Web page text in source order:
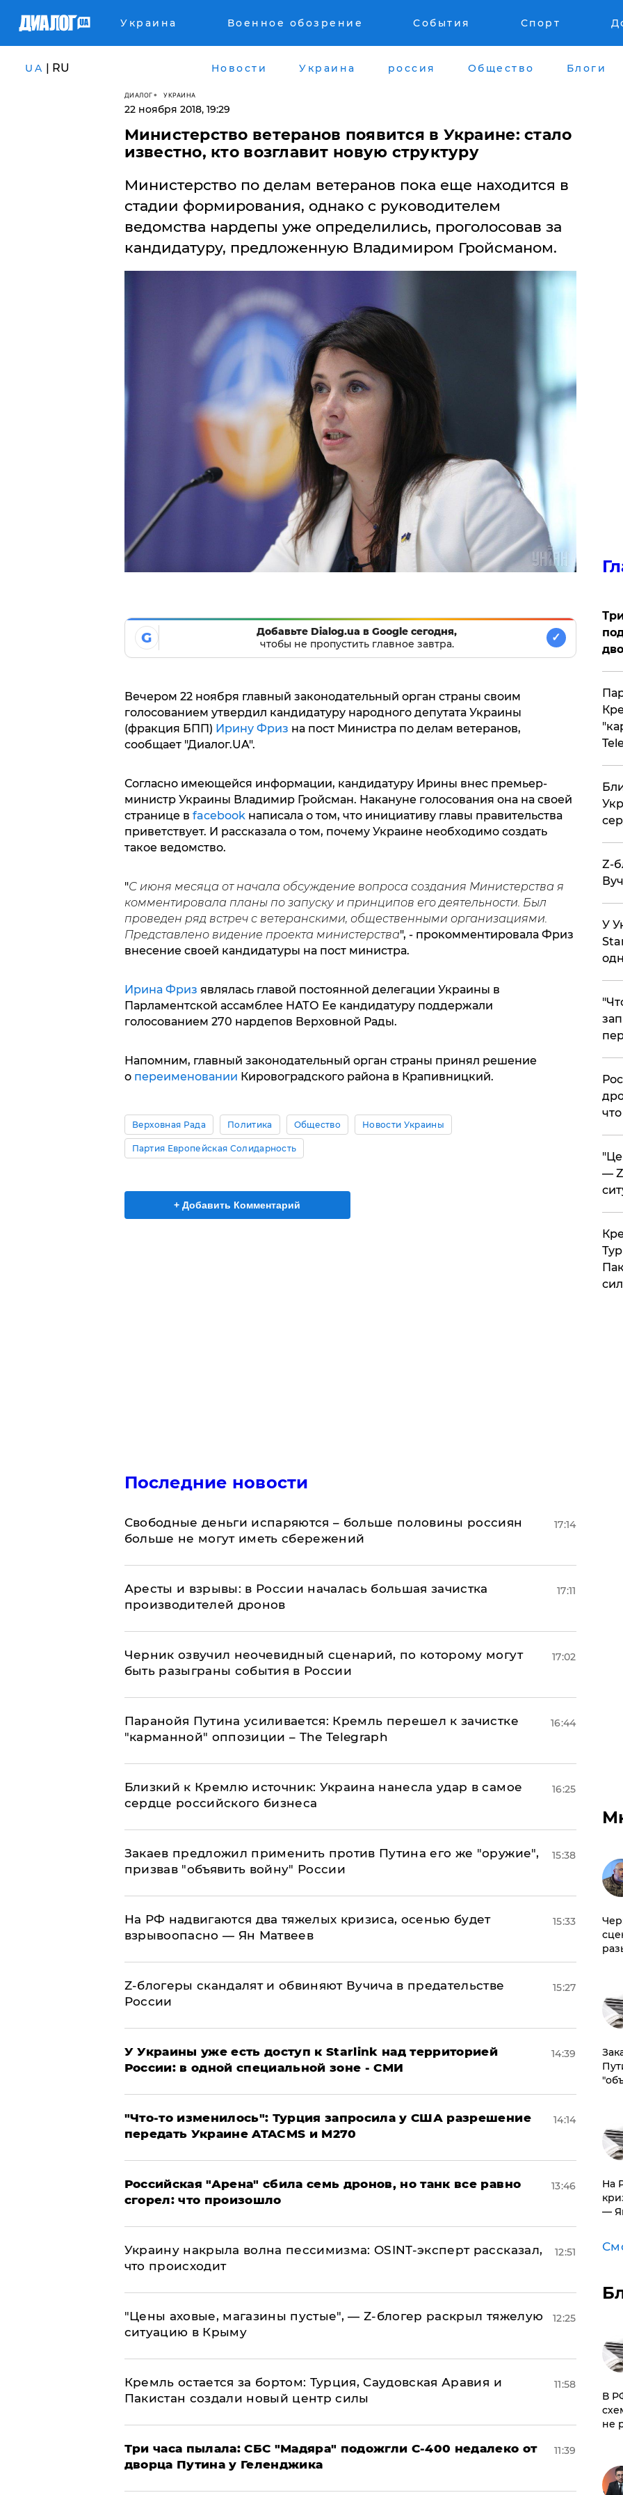
Украина Военное обозрение События Спорт
UA | RU Новости Украина россия Общество Блоги
ДИАЛОГ УКРАИНА
22 ноября 2018, 19:29
Министерство ветеранов появится в Украине: стало
известно, кто возглавит новую структуру
Министерство по делам ветеранов пока еще находится в
стадии формирования, однако с руководителем
ведомства нардепы уже определились, проголосовав за
кандидатуру, предложенную Владимиром Гройсманом.
G
Добавьте Dialog.ua в Google сегодня,
чтобы не пропустить главное завтра.
✓
Вечером 22 ноября главный законодательный орган страны своим
голосованием утвердил кандидатуру народного депутата Украины
(фракция БПП) Ирину Фриз на пост Министра по делам ветеранов,
сообщает "Диалог.UA".
Согласно имеющейся информации, кандидатуру Ирины внес премьер-
министр Украины Владимир Гройсман. Накануне голосования она на своей
странице в facebookнаписала о том, что инициативу главы правительства
приветствует. И рассказала о том, почему Украине необходимо создать
такое ведомство.
"С июня месяца от начала обсуждение вопроса создания Министерства я
комментировала планы по запуску и принципов его деятельности. Был
проведен ряд встреч с ветеранскими, общественными организациями.
Представлено видение проекта министерства", - прокомментировала Фриз
внесение своей кандидатуры на пост министра.
Ирина Фриз являлась главой постоянной делегации Украины в
Парламентской ассамблее НАТО Ее кандидатуру поддержали
голосованием 270 нардепов Верховной Рады.
Напомним, главный законодательный орган страны принял решение
о переименовании Кировоградского района в Крапивницкий.
Верховная Рада Политика Общество Новости Украины
Партия Европейская Солидарность
+ Добавить Комментарий
Последние новости
Свободные деньги испаряются – больше половины россиян
больше не могут иметь сбережений
17:14
Аресты и взрывы: в России началась большая зачистка
производителей дронов
17:11
Черник озвучил неочевидный сценарий, по которому могут
быть разыграны события в России
17:02
Паранойя Путина усиливается: Кремль перешел к зачистке
"карманной" оппозиции – The Telegraph
16:44
Близкий к Кремлю источник: Украина нанесла удар в самое
сердце российского бизнеса
16:25
Закаев предложил применить против Путина его же "оружие",
призвав "объявить войну" России
15:38
На РФ надвигаются два тяжелых кризиса, осенью будет
взрывоопасно — Ян Матвеев
15:33
Z-блогеры скандалят и обвиняют Вучича в предательстве
России
15:27
У Украины уже есть доступ к Starlink над территорией
России: в одной специальной зоне - СМИ
14:39
​"Что-то изменилось": Турция запросила у США разрешение
передать Украине ATACMS и M270
14:14
​Российская "Арена" сбила семь дронов, но танк все равно
сгорел: что произошло
13:46
​Украину накрыла волна пессимизма: OSINT-эксперт рассказал,
что происходит
12:51
​"Цены аховые, магазины пустые", — Z-блогер раскрыл тяжелую
ситуацию в Крыму
12:25
​Кремль остается за бортом: Турция, Саудовская Аравия и
Пакистан создали новый центр силы
11:58
Три часа пылала: СБС "Мадяра" подожгли С-400 недалеко от
дворца Путина у Геленджика
11:39
Z-
У
—
На
—
​В
не